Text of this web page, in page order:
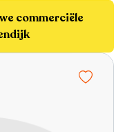
commerciële